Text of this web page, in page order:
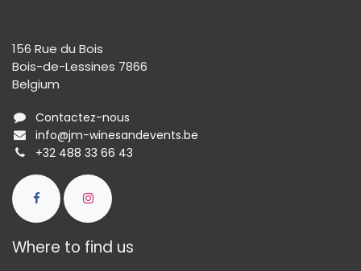
156 Rue du Bois
Bois-de-Lessines 7866
Belgium
Contactez-nous
info@jm-winesandevents.be
+32 488 33 66 43
Where to find us​